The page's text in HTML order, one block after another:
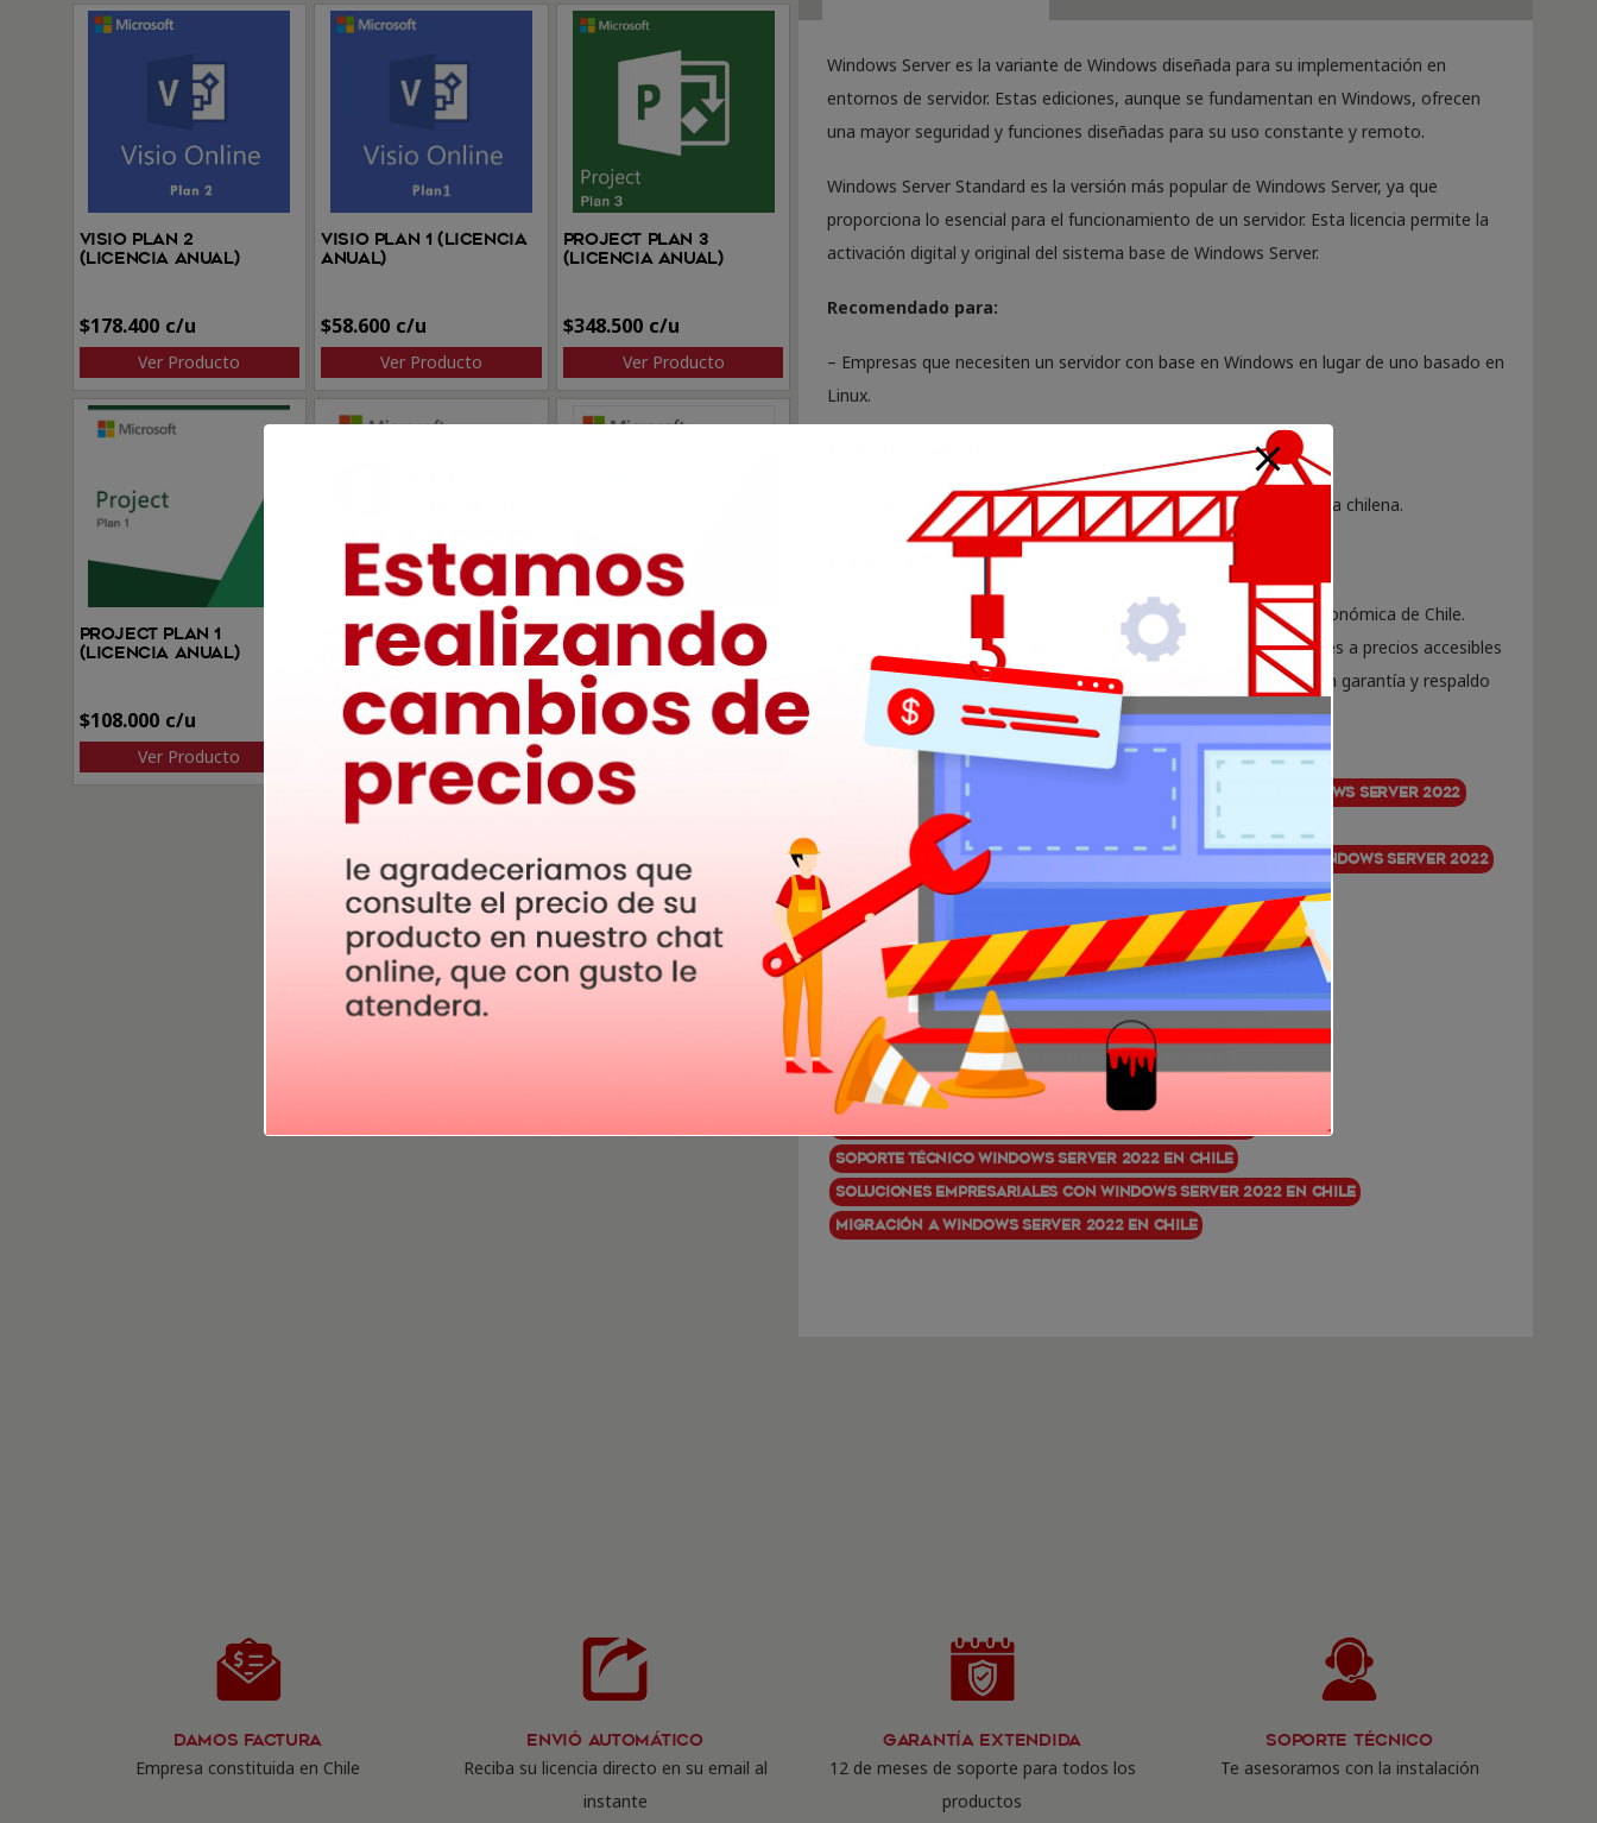
Visio Plan 2
(Licencia anual)
$178.400
Ver Producto
Visio Plan 1 (Licencia
anual)
$58.600
Ver Producto
Project Plan 3
(Licencia anual)
$348.500
Ver Producto
Project Plan 1
(Licencia anual)
$108.000
Ver Producto
Microsoft 365 A5 para
facultades (Licencia
anual)
115.300
Ver Producto
Microsoft 365 A5 para
estudiantes (Licencia
anual)
$84.200
Ver Producto
Windows Server es la variante de Windows diseñada para su implementación en
entornos de servidor. Estas ediciones, aunque se fundamentan en Windows, ofrecen
una mayor seguridad y funciones diseñadas para su uso constante y remoto.
Windows Server Standard es la versión más popular de Windows Server, ya que
proporciona lo esencial para el funcionamiento de un servidor. Esta licencia permite la
activación digital y original del sistema base de Windows Server.
Recomendado para:
– Empresas que necesiten un servidor con base en Windows en lugar de uno basado en
Linux.
Envío automático a su correo tras realizar el pago. Damos factura chilena.
Empresa y facturación:
Dimacso es la tienda de licencias y códigos de activación más económica de Chile.
Nuestra misión es ofrecer productos originales a nuestros clientes a precios accesibles
para el usuario promedio. Todos nuestros productos cuentan con garantía y respaldo
por parte de nuestra empresa.
Windows Server 2022 Standard
Actualizaciones de Windows Server 2022
Configuración de Windows Server 2022
Administración en Windows Server 2022
Seguridad en Windows Server 2022
Mejoras de rendimiento en Windows Server 2022
Instalación de roles en Windows Server 2022
Compatibilidad de aplicaciones en Windows Server 2022
Implementación de servicios en Windows Server 2022
Optimización de recursos en Windows Server 2022
Redes y conectividad en Windows Server 2022
Chile: Windows Server 2022 Standard
Soporte técnico Windows Server 2022 en Chile
Soluciones empresariales con Windows Server 2022 en Chile
Migración a Windows Server 2022 en Chile
Damos Factura
Empresa constituida en Chile
Envió Automático
Reciba su licencia directo en su email al
instante
Garantía Extendida
12 de meses de soporte para todos los
productos
Soporte Técnico
Te asesoramos con la instalación